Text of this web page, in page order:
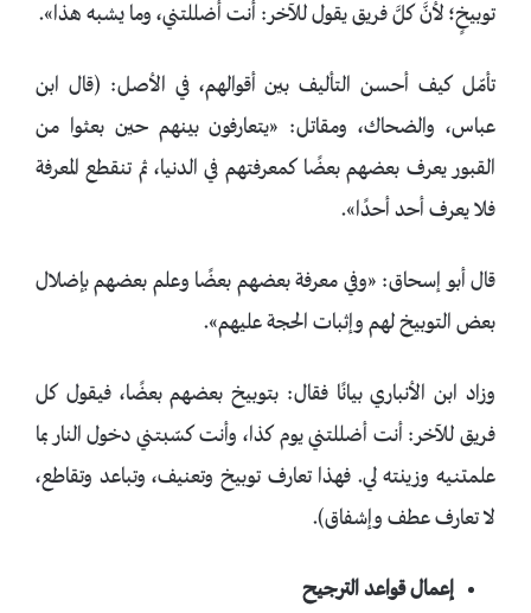
توبيخٍ؛ لأنَّ كلَّ فريق يقول للآخر: أنت أضللتني، وما يشبه هذا».
تأمّل كيف أحسن التأليف بين أقوالهم، في الأصل: (قال ابن
عباس، والضحاك، ومقاتل: «يتعارفون بينهم حين بعثوا من
القبور يعرف بعضهم بعضًا كمعرفتهم في الدنيا، ثم تنقطع المعرفة
فلا يعرف أحد أحدًا».
قال أبو إسحاق: «وفي معرفة بعضهم بعضًا وعلم بعضهم بإضلال
بعض التوبيخ لهم وإثبات الحجة عليهم».
وزاد ابن الأنباري بيانًا فقال: بتوبيخ بعضهم بعضًا، فيقول كل
فريق للآخر: أنت أضللتني يوم كذا، وأنت كسّبتني دخول النار بما
علمتنيه وزينته لي. فهذا تعارف توبيخ وتعنيف، وتباعد وتقاطع،
لا تعارف عطف وإشفاق).
إعمال قواعد الترجيح